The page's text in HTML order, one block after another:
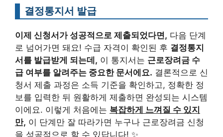
결정통지서 발급
이제 신청서가 성공적으로 제출되었다면, 다음 단계
로 넘어가면 돼요! 수급 자격이 확인된 후 결정통지
서를 발급받게 되는데, 이 통지서는 근로장려금 수
급 여부를 알려주는 중요한 문서에요. 결론적으로 신
청서 제출 과정은 소득 기준을 확인하고, 정확한 정
보를 입력한 뒤 원활하게 제출하면 완성되는 시스템
이에요. 이렇게 처음에는 복잡하게 느껴질 수 있지
만, 이 단계만 잘 따라가면 누구나 근로장려금 신청
을 성공적으로 할 수 있답니다! ✨